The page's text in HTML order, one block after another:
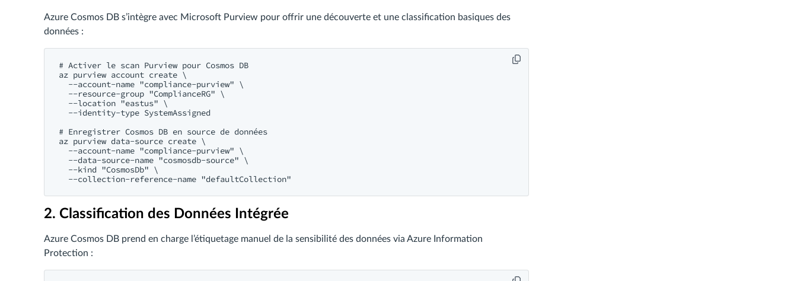
Azure Cosmos DB s’intègre avec Microsoft Purview pour offrir une découverte et une classification basiques des
données :
# Activer le scan Purview pour Cosmos DB
az purview account create \
  --account-name "compliance-purview" \
  --resource-group "ComplianceRG" \
  --location "eastus" \
  --identity-type SystemAssigned
# Enregistrer Cosmos DB en source de données
az purview data-source create \
  --account-name "compliance-purview" \
  --data-source-name "cosmosdb-source" \
  --kind "CosmosDb" \
2. Classification des Données Intégrée
Azure Cosmos DB prend en charge l’étiquetage manuel de la sensibilité des données via Azure Information
Protection :